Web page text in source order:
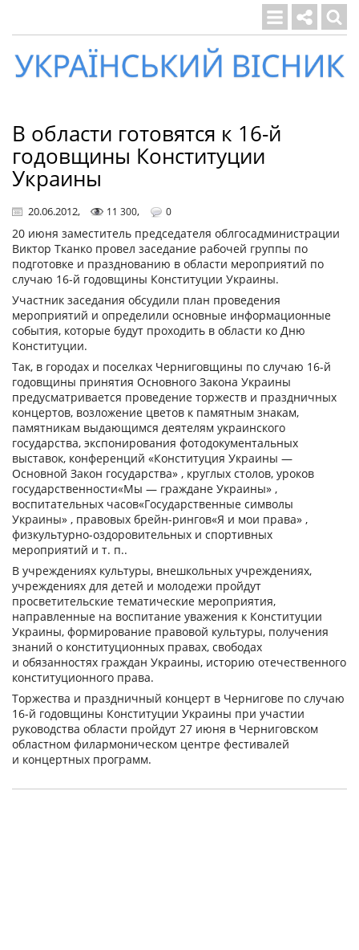
Український
вісник
В области готовятся к 16-й
годовщины Конституции
Украины
20.06.2012, 11 300, 0
20 июня заместитель председателя облгосадминистрации
Виктор Тканко провел заседание рабочей группы по
подготовке и празднованию в области мероприятий по
случаю 16-й годовщины Конституции Украины.
Участник заседания обсудили план проведения
мероприятий и определили основные информационные
события, которые будут проходить в области ко Дню
Конституции.
Так, в городах и поселках Черниговщины по случаю 16-й
годовщины принятия Основного Закона Украины
предусматривается проведение торжеств и праздничных
концертов, возложение цветов к памятным знакам,
памятникам выдающимся деятелям украинского
государства, экспонирования фотодокументальных
выставок, конференций «Конституция Украины —
Основной Закон государства» , круглых столов, уроков
государственности«Мы — граждане Украины» ,
воспитательных часов«Государственные символы
Украины» , правовых брейн-рингов«Я и мои права» ,
физкультурно-оздоровительных и спортивных
мероприятий и т. п..
В учреждениях культуры, внешкольных учреждениях,
учреждениях для детей и молодежи пройдут
просветительские тематические мероприятия,
направленные на воспитание уважения к Конституции
Украины, формирование правовой культуры, получения
знаний о конституционных правах, свободах
и обязанностях граждан Украины, историю отечественного
конституционного права.
Торжества и праздничный концерт в Чернигове по случаю
16-й годовщины Конституции Украины при участии
руководства области пройдут 27 июня в Черниговском
областном филармоническом центре фестивалей
и концертных программ.